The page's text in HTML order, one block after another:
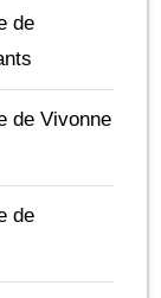
de
de Vivonne
de